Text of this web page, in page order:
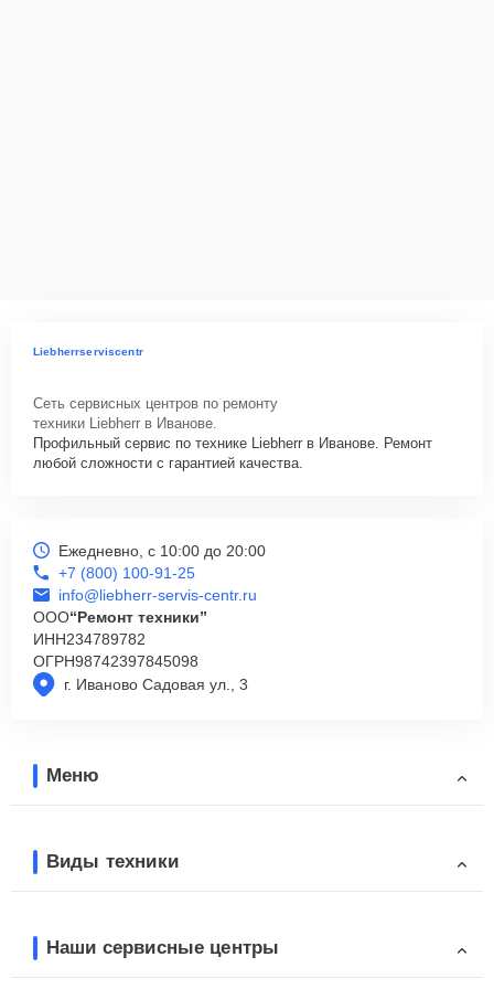
Liebherrserviscentr
Сеть сервисных центров по ремонту
техники Liebherr в Иванове.
Профильный сервис по технике Liebherr в Иванове. Ремонт
любой сложности с гарантией качества.
г. Иваново Садовая ул., 3
Ежедневно, с 10:00 до 20:00
+7 (800) 100-91-25
info@liebherr-servis-centr.ru
ООО“Ремонт техники”
ИНН234789782
ОГРН98742397845098
Меню
Виды техники
Наши сервисные центры